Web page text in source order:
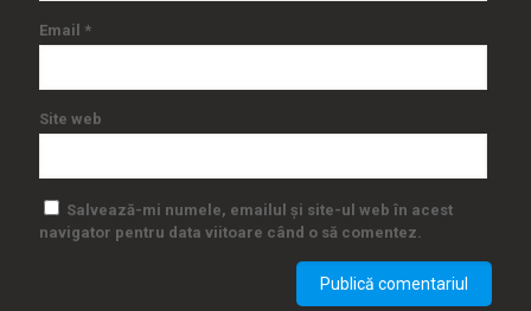
Email *
Site web
Salvează-mi numele, emailul și site-ul web în acest
navigator pentru data viitoare când o să comentez.